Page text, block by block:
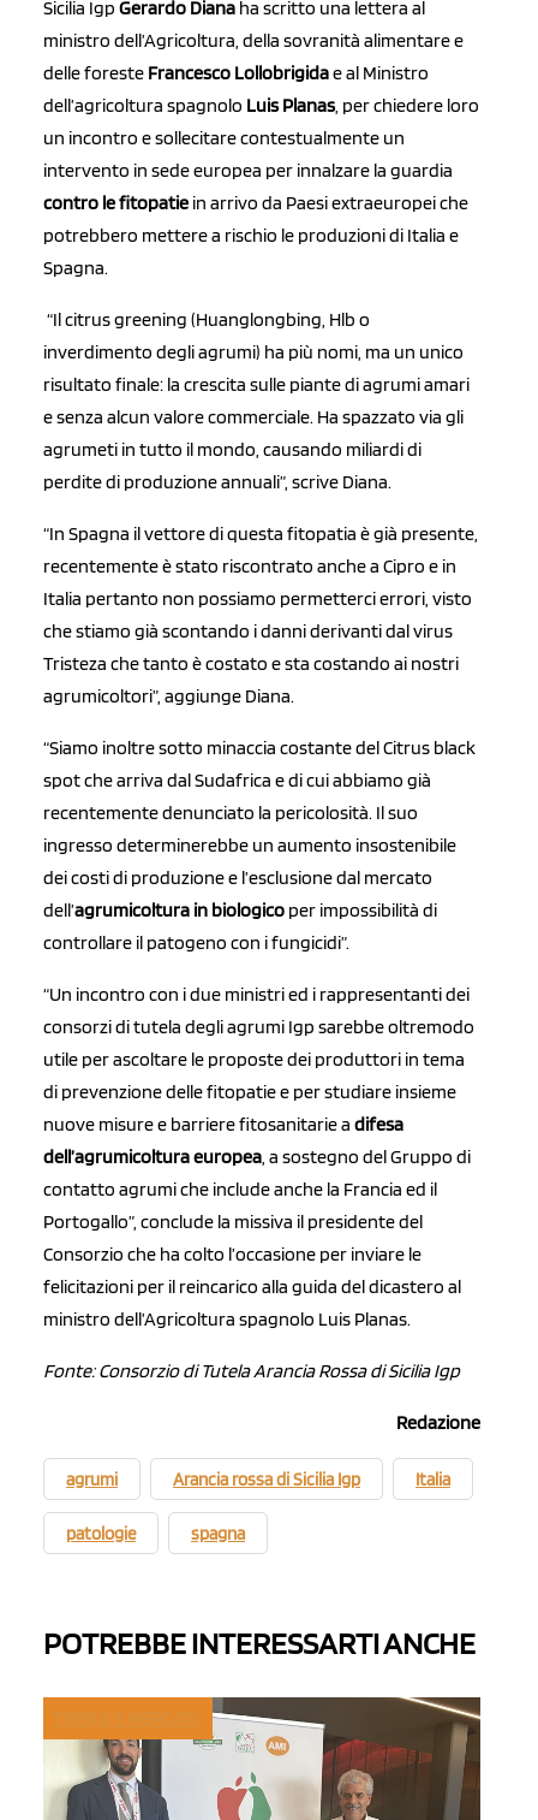
Sicilia Igp Gerardo Diana ha scritto una lettera al
ministro dell’Agricoltura, della sovranità alimentare e
delle foreste Francesco Lollobrigidae al Ministro
dell’agricoltura spagnolo Luis Planas, per chiedere loro
un incontro e sollecitare contestualmente un
intervento in sede europea per innalzare la guardia
contro le fitopatie in arrivo da Paesi extraeuropei che
potrebbero mettere a rischio le produzioni di Italia e
Spagna.
“Il citrus greening (Huanglongbing, Hlb o
inverdimento degli agrumi) ha più nomi, ma un unico
risultato finale: la crescita sulle piante di agrumi amari
e senza alcun valore commerciale. Ha spazzato via gli
agrumeti in tutto il mondo, causando miliardi di
perdite di produzione annuali”, scrive Diana.
“In Spagna il vettore di questa fitopatia è già presente,
recentemente è stato riscontrato anche a Cipro e in
Italia pertanto non possiamo permetterci errori, visto
che stiamo già scontando i danni derivanti dal virus
Tristeza che tanto è costato e sta costando ai nostri
agrumicoltori”, aggiunge Diana.
“Siamo inoltre sotto minaccia costante del Citrus black
spot che arriva dal Sudafrica e di cui abbiamo già
recentemente denunciato la pericolosità. Il suo
ingresso determinerebbe un aumento insostenibile
dei costi di produzione e l’esclusione dal mercato
dell’agrumicoltura in biologico per impossibilità di
controllare il patogeno con i fungicidi”.
“Un incontro con i due ministri ed i rappresentanti dei
consorzi di tutela degli agrumi Igp sarebbe oltremodo
utile per ascoltare le proposte dei produttori in tema
di prevenzione delle fitopatie e per studiare insieme
nuove misure e barriere fitosanitarie a difesa
dell’agrumicoltura europea, a sostegno del Gruppo di
contatto agrumi che include anche la Francia ed il
Portogallo”, conclude la missiva il presidente del
Consorzio che ha colto l’occasione per inviare le
felicitazioni per il reincarico alla guida del dicastero al
ministro dell’Agricoltura spagnolo Luis Planas.
Fonte:Consorzio di Tutela Arancia Rossa di Sicilia Igp
Redazione
agrumi Arancia rossa di Sicilia Igp Italia
patologie spagna
POTREBBE INTERESSARTI ANCHE